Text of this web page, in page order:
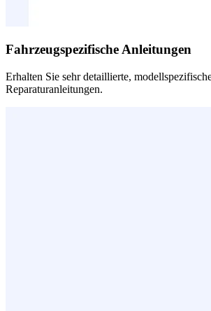
Fahrzeugspezifische Anleitungen
Erhalten Sie sehr detaillierte,
Reparaturanleitungen.